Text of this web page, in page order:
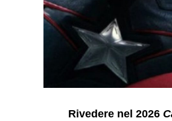
Rivedere nel 2026